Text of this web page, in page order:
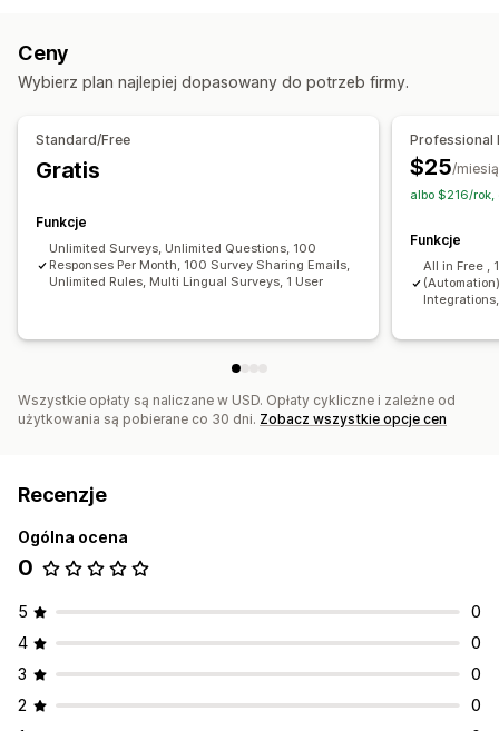
Edytor „przeciągnij i upuść”
Przesyłanie pliku Wzorce Wiele stron
Planowanie Wielojęzyczne
Satysfakcja klienta
Narzędzie oceny lojalności klientów (NPS)
Opinie na temat produktów Po zakupie Atrybucja
SMS E-mail Eksport danych Analizy Segmenty klientów
Ceny
Wybierz plan najlepiej dopasowany do potrzeb firmy.
Standard/Free
Gratis
Funkcje
Unlimited Surveys, Unlimited Questions, 100
Responses Per Month, 100 Survey Sharing Emails,
Unlimited Rules, Multi Lingual Surveys, 1 User
Professional
$25/
albo $216/
Funkcje
All in Free ,
Wszystkie opłaty są naliczane w USD. Opłaty cykliczne i zależne od
użytkowania są pobierane co 30 dni. Zobacz wszystkie opcje cen
Recenzje
Ogólna ocena
0
5
0
4
0
3
0
2
0